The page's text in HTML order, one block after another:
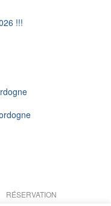
!!!
RÉSERVATION